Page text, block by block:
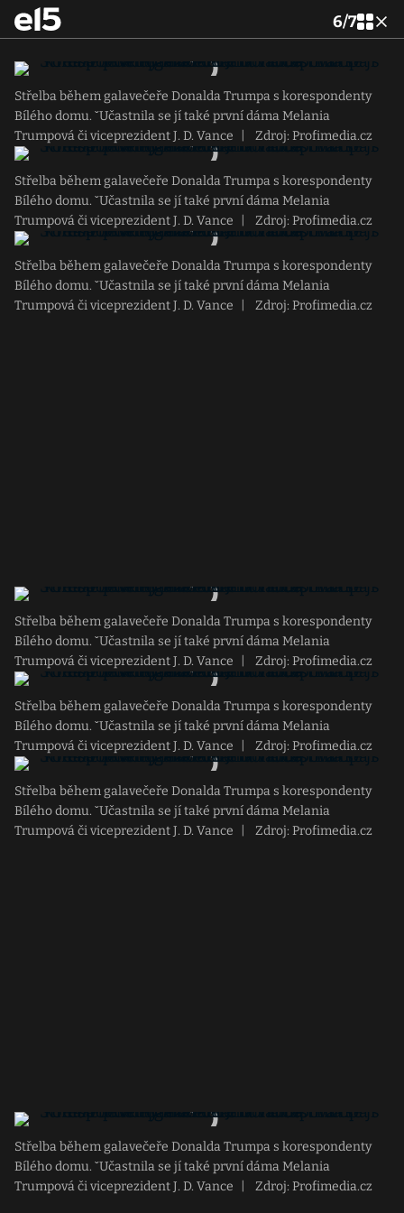
6/7
Střelba během galavečeře Donalda Trumpa s korespondenty
Bílého domu. ˇUčastnila se jí také první dáma Melania
Trumpová či viceprezident J. D. Vance
Zdroj: Profimedia.cz
Střelba během galavečeře Donalda Trumpa s korespondenty
Bílého domu. ˇUčastnila se jí také první dáma Melania
Trumpová či viceprezident J. D. Vance
Zdroj: Profimedia.cz
Střelba během galavečeře Donalda Trumpa s korespondenty
Bílého domu. ˇUčastnila se jí také první dáma Melania
Trumpová či viceprezident J. D. Vance
Zdroj: Profimedia.cz
Střelba během galavečeře Donalda Trumpa s korespondenty
Bílého domu. ˇUčastnila se jí také první dáma Melania
Trumpová či viceprezident J. D. Vance
Zdroj: Profimedia.cz
Střelba během galavečeře Donalda Trumpa s korespondenty
Bílého domu. ˇUčastnila se jí také první dáma Melania
Trumpová či viceprezident J. D. Vance
Zdroj: Profimedia.cz
Střelba během galavečeře Donalda Trumpa s korespondenty
Bílého domu. ˇUčastnila se jí také první dáma Melania
Trumpová či viceprezident J. D. Vance
Zdroj: Profimedia.cz
Střelba během galavečeře Donalda Trumpa s korespondenty
Bílého domu. ˇUčastnila se jí také první dáma Melania
Trumpová či viceprezident J. D. Vance
Zdroj: Profimedia.cz